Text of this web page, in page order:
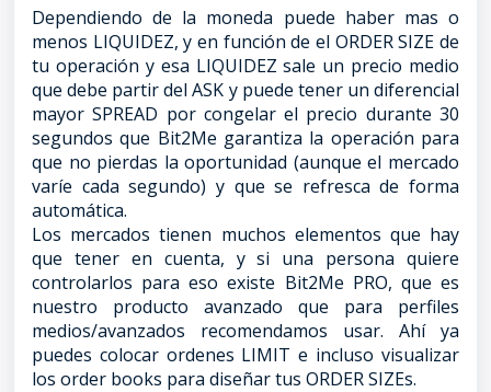
Dependiendo de la moneda puede haber mas o
menos LIQUIDEZ, y en función de el ORDER SIZE de
tu operación y esa LIQUIDEZ sale un precio medio
que debe partir del ASK y puede tener un diferencial
mayor SPREAD por congelar el precio durante 30
segundos que Bit2Me garantiza la operación para
que no pierdas la oportunidad (aunque el mercado
varíe cada segundo) y que se refresca de forma
automática.
Los mercados tienen muchos elementos que hay
que tener en cuenta, y si una persona quiere
controlarlos para eso existe Bit2Me PRO, que es
nuestro producto avanzado que para perfiles
medios/avanzados recomendamos usar. Ahí ya
puedes colocar ordenes LIMIT e incluso visualizar
los order books para diseñar tus ORDER SIZEs.